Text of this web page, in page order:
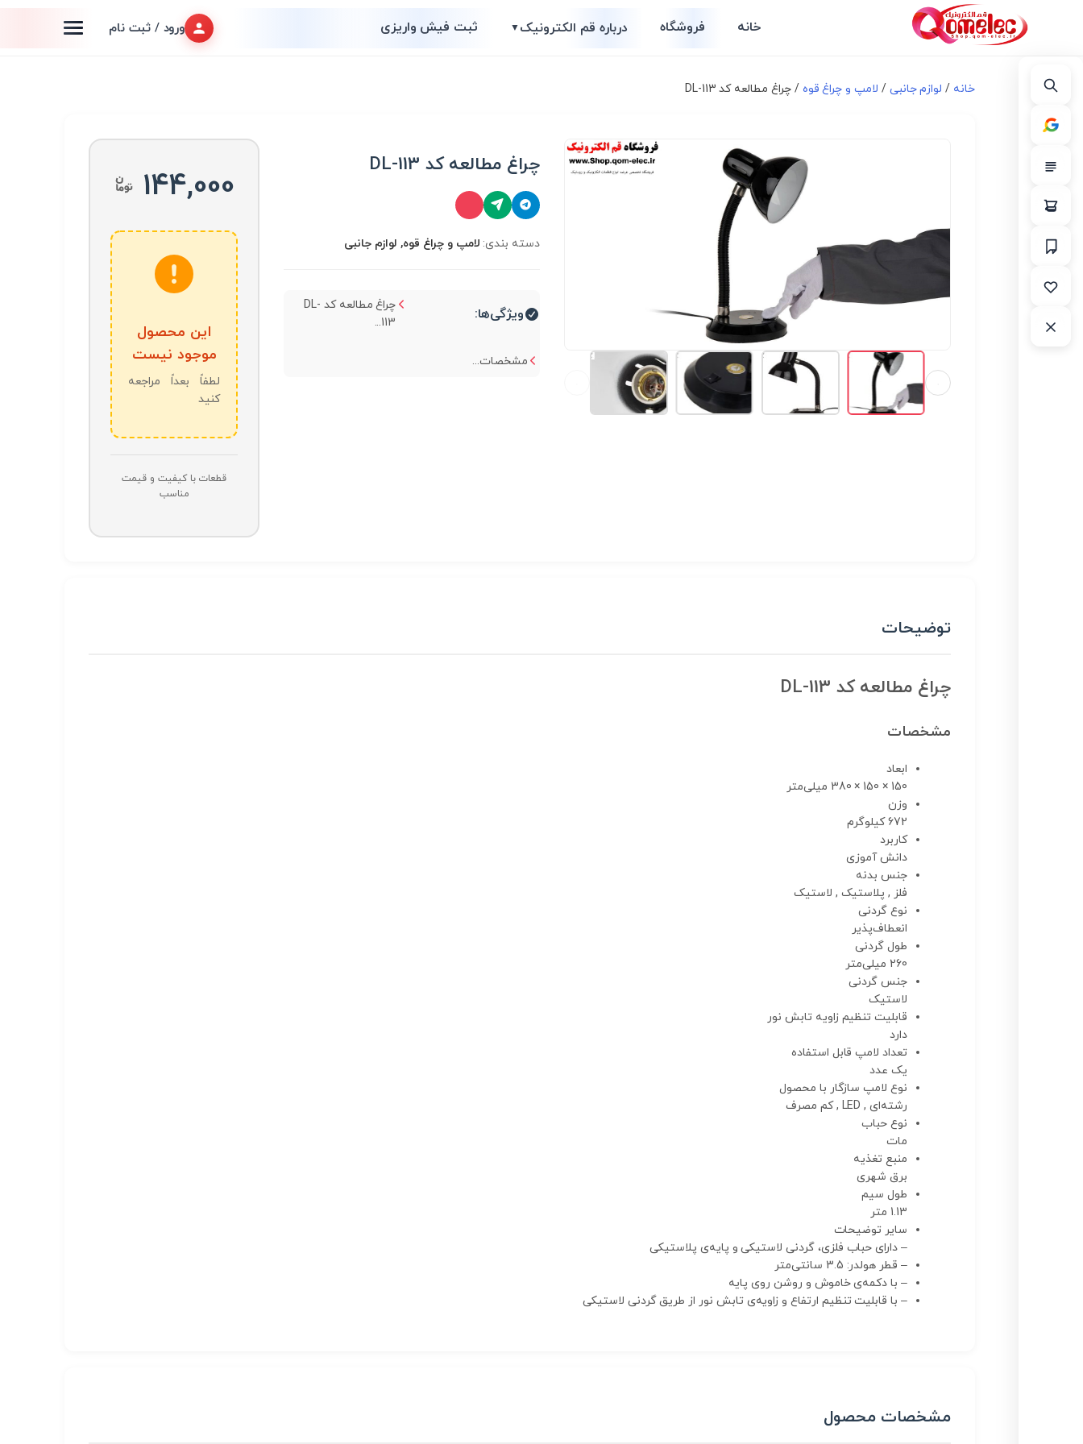
خانه فروشگاه درباره قم الکترونیک▼ ثبت فیش واریزی ورود / ثبت نام
خانه / لوازم جانبی / لامپ و چراغ قوه / چراغ مطالعه کد DL-113
چراغ مطالعه کد DL-113
دسته بندی: لامپ و چراغ قوه, لوازم جانبی
ویژگی‌ها:
چراغ مطالعه کد DL-
113...
مشخصات...
144,000
این محصول
موجود نیست
لطفاً بعداً مراجعه
کنید
قطعات با کیفیت و قیمت
مناسب
توضیحات
چراغ مطالعه کد DL-113
مشخصات
ابعاد
150 × 150 × 380 میلی‌متر
وزن
672 کیلوگرم
کاربرد
دانش آموزی
جنس بدنه
فلز , پلاستیک , لاستیک
نوع گردنی
انعطاف‌پذیر
طول گردنی
260 میلی‌متر
جنس گردنی
لاستیک
قابلیت تنظیم زاویه تابش نور
دارد
تعداد لامپ قابل استفاده
یک عدد
نوع لامپ سازگار با محصول
رشته‌ای , LED , کم مصرف
نوع حباب
مات
منبع تغذیه
برق شهری
طول سیم
1.13 متر
سایر توضیحات
– دارای حباب فلزی، گردنی لاستیکی و پایه‌ی پلاستیکی
– قطر هولدر: 3.5 سانتی‌متر
– با دکمه‌ی خاموش‌ و روشن روی پایه
– با قابلیت تنظیم ارتفاع و زاویه‌ی تابش نور از طریق گردنی لاستیکی
مشخصات محصول